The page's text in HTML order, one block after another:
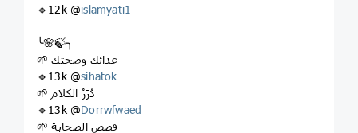
🔹12k @islamyati1
╰🌸🍃╮
🌱 غذائك وصحتك
🔹13k @sihatok
🌱 دُرَرْ الكلام
🔹13k @Dorrwfwaed
🌱 قصص الصحابة